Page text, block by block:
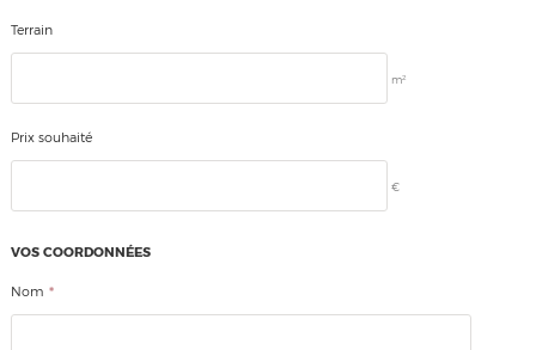
Terrain
m2
Prix souhaité
€
VOS COORDONNÉES
Nom *